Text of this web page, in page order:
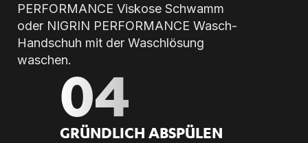
PERFORMANCE Viskose Schwamm
oder NIGRIN PERFORMANCE Wasch-
Handschuh mit der Waschlösung
waschen.
04
GRÜND­LICH AB­SPÜ­LEN